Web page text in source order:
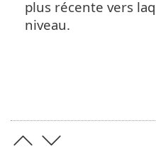
plus récente vers
niveau.